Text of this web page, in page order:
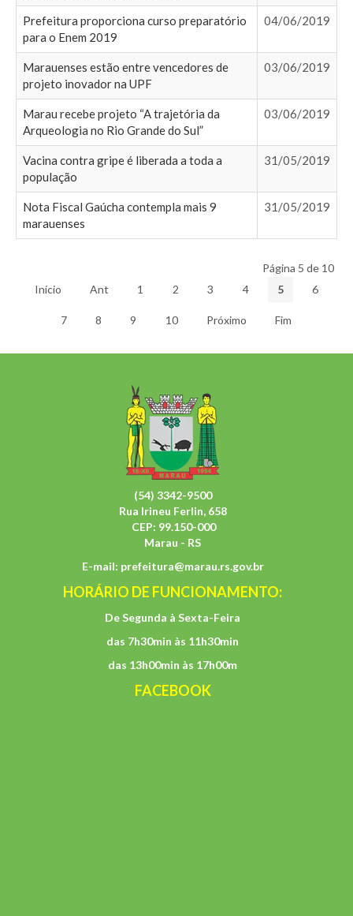
Prefeitura proporciona curso preparatório
para o Enem 2019
04/06/2019
Marauenses estão entre vencedores de
projeto inovador na UPF
03/06/2019
Marau recebe projeto “A trajetória da
Arqueologia no Rio Grande do Sul”
03/06/2019
Vacina contra gripe é liberada a toda a
população
31/05/2019
Nota Fiscal Gaúcha contempla mais 9
marauenses
31/05/2019
Página 5 de 10
Início
Ant 1 2 3 4 5 6
7 8 9 10 Próximo Fim
(54) 3342-9500
Rua Irineu Ferlin, 658
CEP: 99.150-000
Marau - RS
E-mail: prefeitura@marau.rs.gov.br
HORÁRIO DE FUNCIONAMENTO:
De Segunda à Sexta-Feira
das 7h30min às 11h30min
das 13h00min às 17h00m
FACEBOOK